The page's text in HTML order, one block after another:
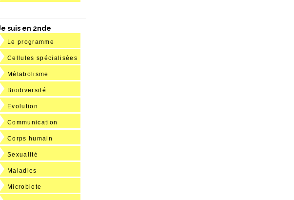
suis en 2nde
Le programme
Cellules spécialisées
Métabolisme
Biodiversité
Evolution
Communication
Corps humain
Sexualité
Maladies
Microbiote